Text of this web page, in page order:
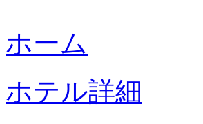
ホーム
ホテル詳細